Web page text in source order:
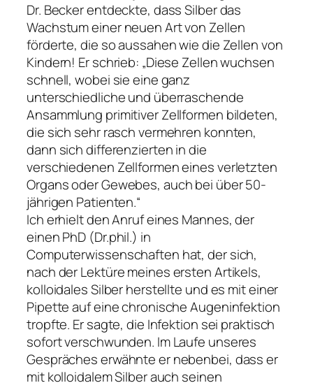
Dr. Becker entdeckte, dass Silber das
Wachstum einer neuen Art von Zellen
förderte, die so aussahen wie die Zellen von
Kindern! Er schrieb: „Diese Zellen wuchsen
schnell, wobei sie eine ganz
unterschiedliche und überraschende
Ansammlung primitiver Zellformen bildeten,
die sich sehr rasch vermehren konnten,
dann sich differenzierten in die
verschiedenen Zellformen eines verletzten
Organs oder Gewebes, auch bei über 50-
jährigen Patienten.“
Ich erhielt den Anruf eines Mannes, der
einen PhD (Dr.phil.) in
Computerwissenschaften hat, der sich,
nach der Lektüre meines ersten Artikels,
kolloidales Silber herstellte und es mit einer
Pipette auf eine chronische Augeninfektion
tropfte. Er sagte, die Infektion sei praktisch
sofort verschwunden. Im Laufe unseres
Gespräches erwähnte er nebenbei, dass er
mit kolloidalem Silber auch seinen